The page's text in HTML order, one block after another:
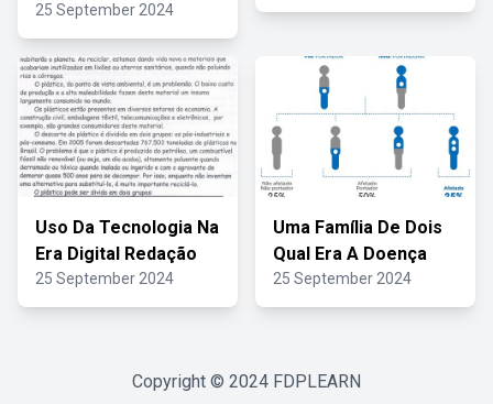
25 September 2024
Uso Da Tecnologia Na
Era Digital Redação
25 September 2024
Uma Família De Dois
Qual Era A Doença
25 September 2024
Copyright © 2024 FDPLEARN